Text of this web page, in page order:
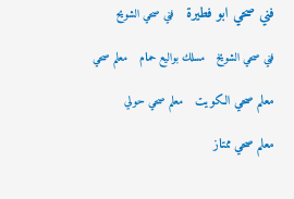
فني صحي ابو فطيرة فني صحي الشويح
فني صحي الشويخ مسلك بواليع حمام معلم صحي
معلم صحي الكويت معلم صحي حولي
معلم صحي ممتاز